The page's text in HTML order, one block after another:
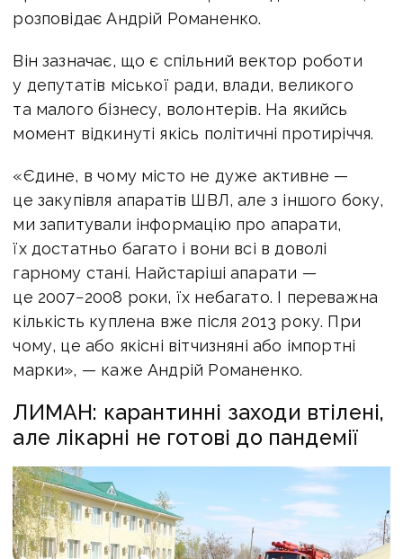
розповідає Андрій Романенко.
Він зазначає, що є спільний вектор роботи
у депутатів міської ради, влади, великого
та малого бізнесу, волонтерів. На якийсь
момент відкинуті якісь політичні протиріччя.
«Єдине, в чому місто не дуже активне —
це закупівля апаратів ШВЛ, але з іншого боку,
ми запитували інформацію про апарати,
їх достатньо багато і вони всі в доволі
гарному стані. Найстаріші апарати —
це 2007−2008 роки, їх небагато. І переважна
кількість куплена вже після 2013 року. При
чому, це або якісні вітчизняні або імпортні
марки», — каже Андрій Романенко.
ЛИМАН: карантинні заходи втілені,
але лікарні не готові до пандемії